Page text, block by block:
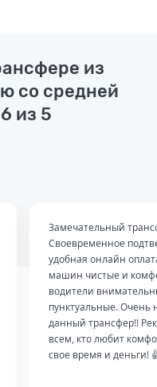
из
со средней
из 5
Замечательный
Своевременное
удобная онлайн
машин чистые и
водители
пунктуальные. Очень
данный трансфер!!
всем, кто любит
свое время и деньги!